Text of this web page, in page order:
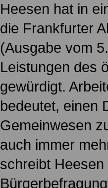
Heesen hat in
die Frankfurter
(Ausgabe vom
Leistungen des
gewürdigt.
bedeutet, einen
Gemeinwesen
auch immer
schreibt